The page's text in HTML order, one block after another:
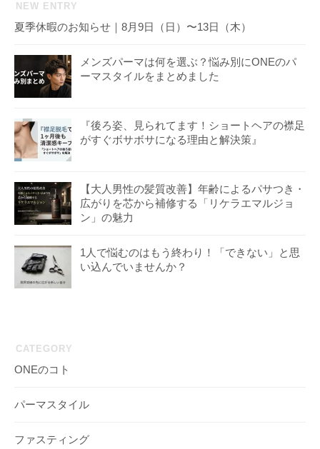
NEW ENTRY
夏季休暇のお知らせ｜8月9日（日）〜13日（木）
メンズパーマは何を選ぶ？悩み別にONEのパ
ーマスタイルをまとめました
『後ろ姿、見られてます！ショートヘアの襟足
がすぐボサボサになる理由と解決策』
【大人男性の髪質改善】年齢によるパサつき・
広がりを芯から補修する「リケラエマルジョ
ン」の魅力
1人で悩むのはもう終わり！「できない」と思
い込んでいませんか？
CATEGORY
ONEのコト
パーマスタイル
ファスティング